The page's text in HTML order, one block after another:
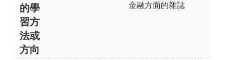
的學
習方
法或
方向
金融方面的雜誌